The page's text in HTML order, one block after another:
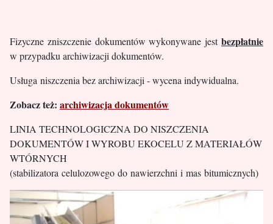
Fizyczne zniszczenie dokumentów wykonywane jest bezpłatnie
w przypadku archiwizacji dokumentów.
Usługa niszczenia bez archiwizacji - wycena indywidualna.
Zobaczteż: archiwizacja dokumentów
LINIA TECHNOLOGICZNA DO NISZCZENIA
DOKUMENTÓW I WYROBU EKOCELU Z MATERIAŁÓW
WTÓRNYCH
(stabilizatora celulozowego do nawierzchni i mas bitumicznych)